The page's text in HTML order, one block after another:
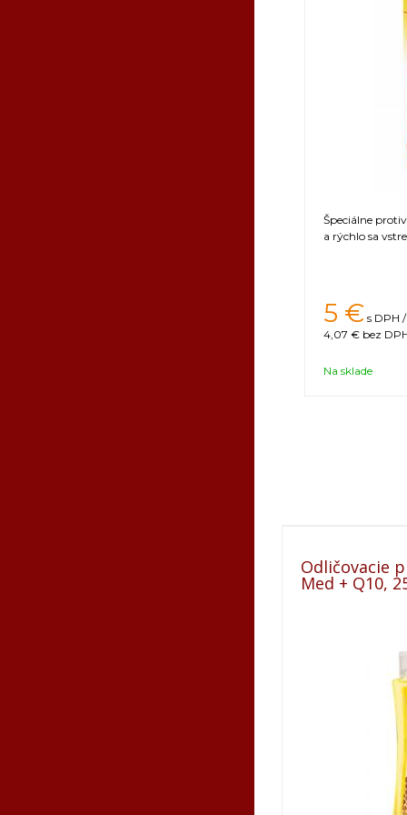
Špeciálne
a rýchlo sa
5 € s DPH
4,07 € bez
Na sklade
Odličovacie
Med + Q10,